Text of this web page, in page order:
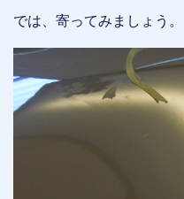
では、寄ってみましょう。